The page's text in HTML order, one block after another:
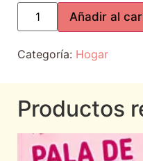
Añadir al
Categoría: Hogar
Productos